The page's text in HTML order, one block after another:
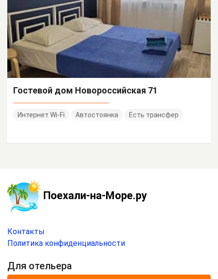
Гостевой дом Новороссийская 71
Интернет Wi-Fi Автостоянка Есть трансфер
Поехали-на-Море.ру
Контакты
Политика конфиденциальности
Для отельера